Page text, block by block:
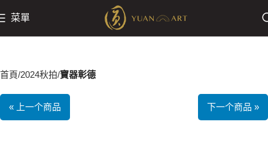
菜單
首頁 2024秋拍 寶器彰德
« 上一个商品 下一个商品 »